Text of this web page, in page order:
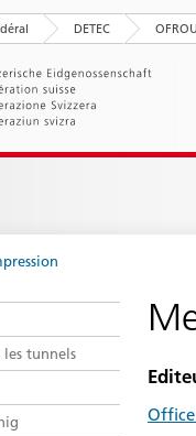
DETEC OFROU
les tunnels
Office